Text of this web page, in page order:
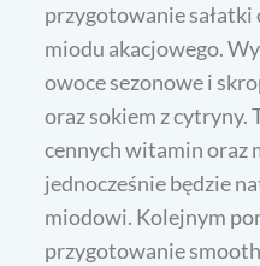
przygotowanie
miodu akacjowego.
owoce sezonowe i
oraz sokiem z cytryny.
cennych witamin oraz
jednocześnie będzie
miodowi. Kolejnym
przygotowanie